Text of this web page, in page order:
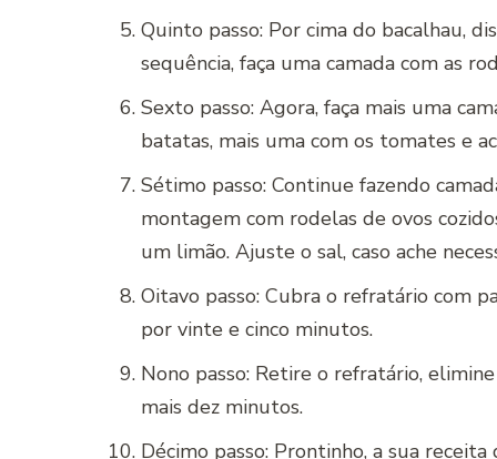
Quinto passo: Por cima do bacalhau,
sequência, faça uma camada com as
Sexto passo: Agora, faça mais uma
batatas, mais uma com os tomates e
Sétimo passo: Continue fazendo
montagem com rodelas de ovos
um limão. Ajuste o sal, caso ache
Oitavo passo: Cubra o refratário com
por vinte e cinco minutos.
Nono passo: Retire o refratário,
mais dez minutos.
Décimo passo: Prontinho, a sua receita